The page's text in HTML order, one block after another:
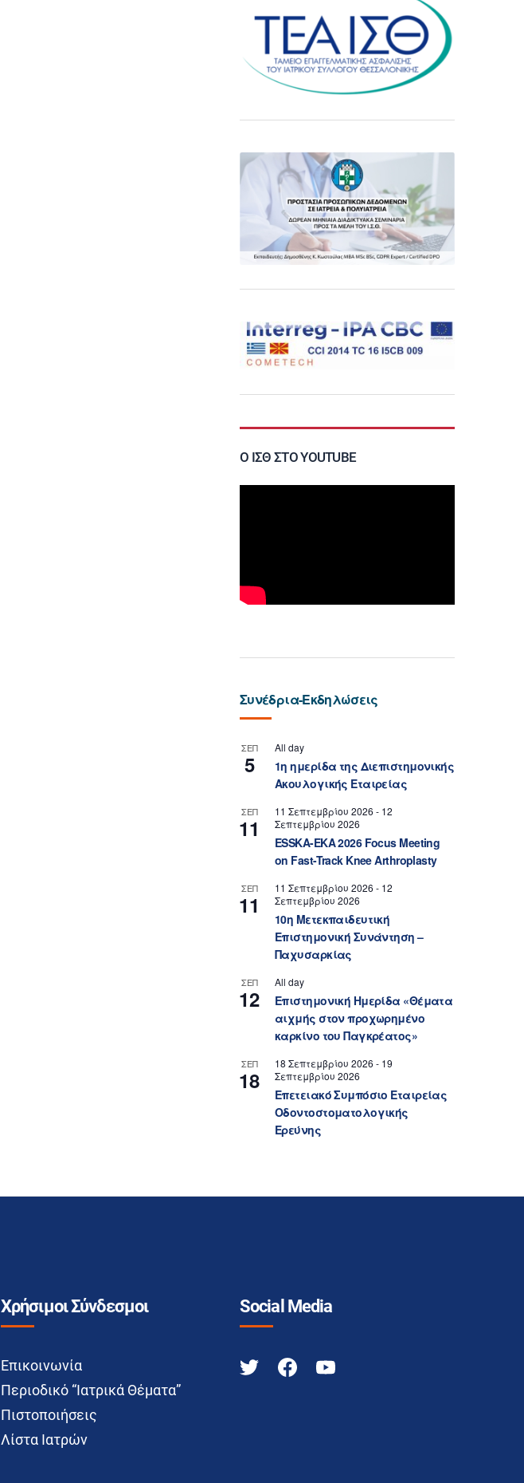
Ο ΙΣΘ ΣΤΟ YOUTUBE
Συνέδρια-Εκδηλώσεις
ΣΕΠ
5
All day
1η ημερίδα της Διεπιστημονικής
Ακουλογικής Εταιρείας
ΣΕΠ
11
11 Σεπτεμβρίου 2026 - 12
Σεπτεμβρίου 2026
ESSKA-EKA 2026 Focus Meeting
on Fast-Track Knee Arthroplasty
ΣΕΠ
11
11 Σεπτεμβρίου 2026 - 12
Σεπτεμβρίου 2026
10η Μετεκπαιδευτική
Επιστημονική Συνάντηση –
Παχυσαρκίας
ΣΕΠ
12
All day
Επιστημονική Ημερίδα «Θέματα
αιχμής στον προχωρημένο
καρκίνο του Παγκρέατος»
ΣΕΠ
18
18 Σεπτεμβρίου 2026 - 19
Σεπτεμβρίου 2026
Επετειακό Συμπόσιο Εταιρείας
Οδοντοστοματολογικής
Ερεύνης
Χρήσιμοι Σύνδεσμοι
Επικοινωνία
Περιοδικό “Ιατρικά Θέματα”
Πιστοποιήσεις
Λίστα Ιατρών
Social Media